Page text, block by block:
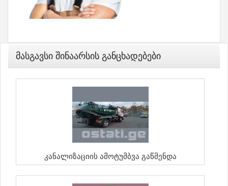
Მასგავსი Შინაარსის Განცხადებები
Კანალიზაციის Ამოტუმბვა Გაწმენდა